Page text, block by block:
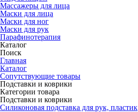
Массажеры для лица
Маски для лица
Маски для ног
Маски для рук
Парафино­терапия
Каталог
Поиск
Главная
Каталог
Сопутствующие товары
Подставки и коврики
Категории товара
Подставки и коврики
Силиконовая подставка для рук, пластик